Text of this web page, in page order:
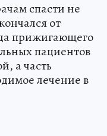
спасти не
от
прижигающего
пациентов
а часть
лечение в